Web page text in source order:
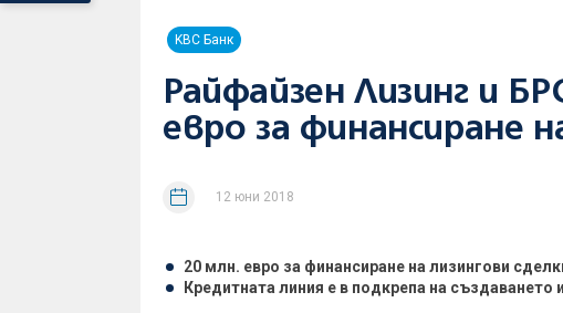
KBC Банк
Райфайзен Лизинг и
евро за финансиране
12 юни 2018
20 млн. евро за финансиране на лизингови
Кредитната линия e в подкрепа на